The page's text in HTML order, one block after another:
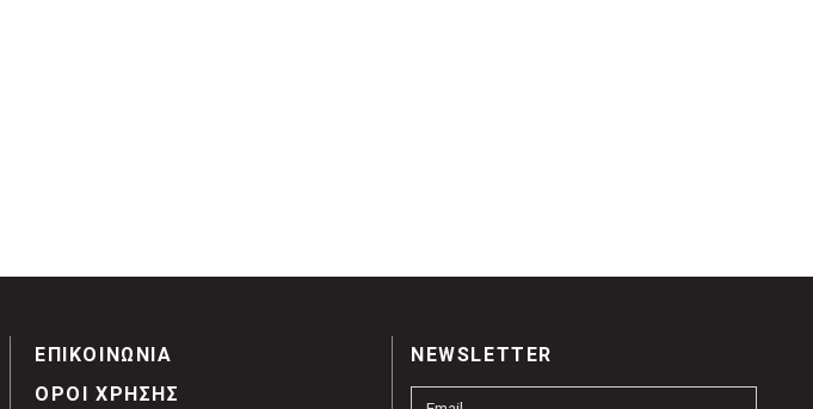
ΕΠΙΚΟΙΝΩΝΙΑ
ΟΡΟΙ ΧΡΗΣΗΣ
NEWSLETTER